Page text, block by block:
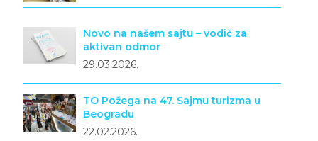
Novo na našem sajtu – vodič za
aktivan odmor
29.03.2026.
TO Požega na 47. Sajmu turizma u
Beogradu
22.02.2026.